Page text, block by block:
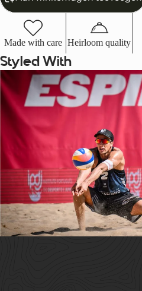
Made with care Heirloom quality
Styled With